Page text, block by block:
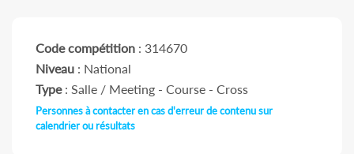
Code compétition : 314670
Niveau : National
Type: Salle / Meeting - Course - Cross
Personnes à contacter en cas d'erreur de contenu sur
calendrier ou résultats